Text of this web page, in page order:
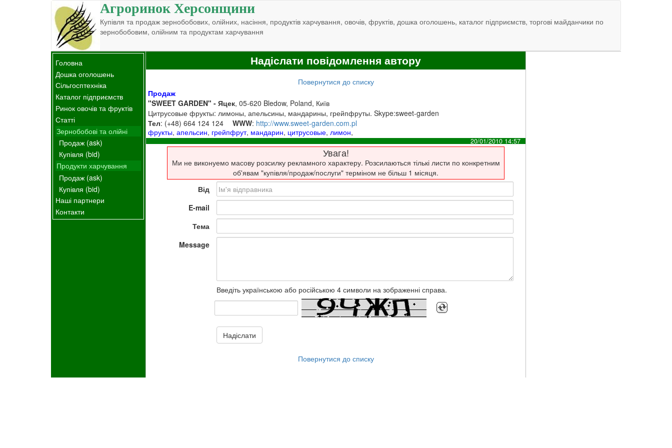
Агроринок Херсонщини
Купівля та продаж зернобобових, олійних, насіння, продуктів харчування, овочів, фруктів, дошка оголошень, каталог підприємств, торгові майданчики по
зернобобовим, олійним та продуктам харчування
Головна
Дошка оголошень
Сільгосптехніка
Каталог підприємств
Ринок овочів та фруктів
Статті
Зернобобові та олійні
Продаж (ask)
Купівля (bid)
Продукти харчування
Продаж (ask)
Купівля (bid)
Наші партнери
Контакти
Надіслати повідомлення автору
Повернутися до списку
Продаж
"SWEET GARDEN" - Яцек, 05-620 Bledow, Poland, Київ
Цитрусовые фрукты: лимоны, апельсины, мандарины, грейпфруты. Skype:sweet-garden
Тел: (+48) 664 124 124 WWW: http://www.sweet-garden.com.pl
фрукты,апельсин, грейпфрут, мандарин, цитрусовые, лимон,
20/01/2010 14:57
Увага!
Ми не виконуемо масову розсилку рекламного характеру. Розсилаються тількі листи по конкретним
об'явам "купівля/продаж/послуги" терміном не більш 1 місяця.
Від
E-mail
Тема
Message
Введіть українською або російською 4 символи на зображенні справа.
Надіслати
Повернутися до списку